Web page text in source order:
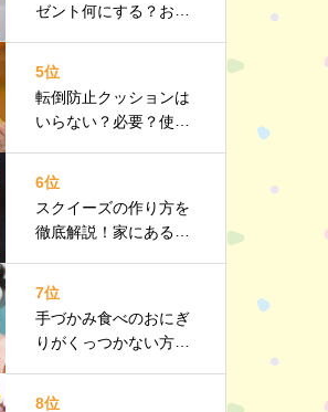
ゼント何にする？おす
紹介
5位
転倒防止クッションは
いらない？必要？使う
6位
スクイーズの作り方を
徹底解説！家にあるも
7位
手づかみ食べのおにぎ
りがくっつかない方法
8位